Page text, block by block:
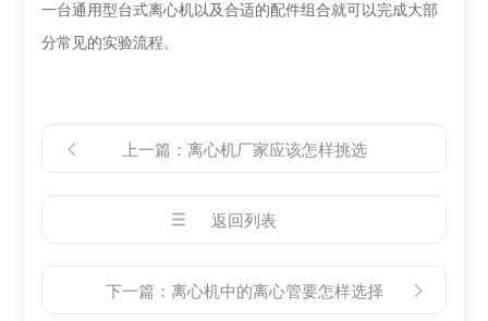
一台通用型台式离心机以及合适的配件组合就可以完成大部
分常见的实验流程。
上一篇： 离心机厂家应该怎样挑选
返回列表
下一篇： 离心机中的离心管要怎样选择